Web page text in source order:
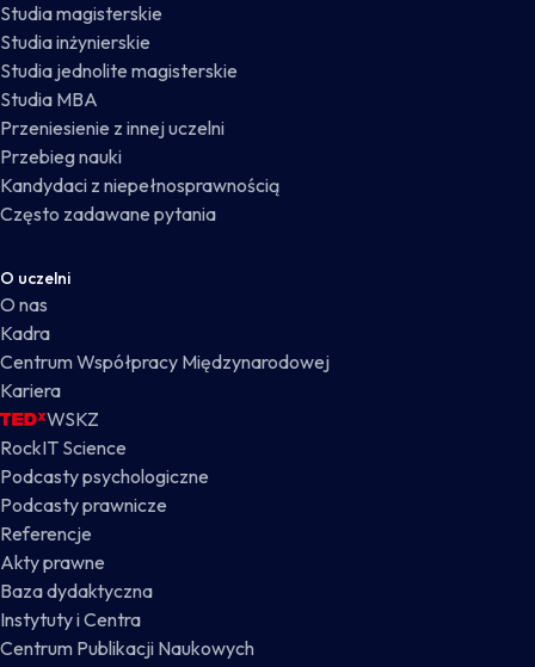
Studia magisterskie
Studia inżynierskie
Studia jednolite magisterskie
Studia MBA
Przeniesienie z innej uczelni
Przebieg nauki
Kandydaci z niepełnosprawnością
Często zadawane pytania
O uczelni
O nas
Kadra
Centrum Współpracy Międzynarodowej
Kariera
WSKZ
RockIT Science
Podcasty psychologiczne
Podcasty prawnicze
Referencje
Akty prawne
Baza dydaktyczna
Instytuty i Centra
Centrum Publikacji Naukowych